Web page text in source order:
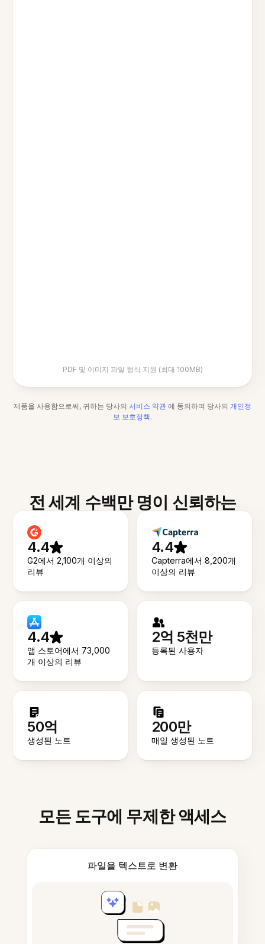
PDF 및 이미지 파일 형식 지원 (최대 100MB)
제품을 사용함으로써, 귀하는 당사의 서비스 약관 에 동의하며 당사의 개인정
보 보호정책.
전 세계 수백만 명이 신뢰하는
4.4
G2에서 2,100개 이상의
리뷰
4.4
Capterra에서 8,200개
이상의 리뷰
4.4
앱 스토어에서 73,000
개 이상의 리뷰
2억 5천만
등록된 사용자
50억
생성된 노트
200만
매일 생성된 노트
모든 도구에 무제한 액세스
파일을 텍스트로 변환